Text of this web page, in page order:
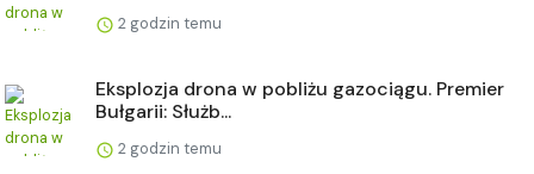
2 godzin temu
Eksplozja drona w pobliżu gazociągu. Premier
Bułgarii: Służb...
2 godzin temu